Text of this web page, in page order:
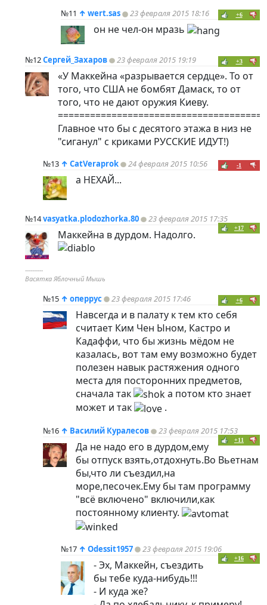
№11 ↑ wert.sas 23 февраля 2015 18:16 +6
он не чел-он мразь
№12Сергей_Захаров 23 февраля 2015 19:19 +3
«У Маккейна «разрывается сердце». То от
того, что США не бомбят Дамаск, то от
того, что не дают оружия Киеву.
Главное что бы с десятого этажа в низ не
"сиганул" с криками РУССКИЕ ИДУТ!)
№13 ↑ CatVeraprok 24 февраля 2015 10:56 -1
а НЕХАЙ...
№14vasyatka.plodozhorka.80 23 февраля 2015 17:35
+17
Маккейна в дурдом. Надолго.
----------
Васятка Яблочный Мышь
№15 ↑ оперрус 23 февраля 2015 17:46 +6
Навсегда и в палату к тем кто себя
считает Ким Чен Ыном, Кастро и
Кадаффи, что бы жизнь мёдом не
казалась, вот там ему возможно будет
полезен навык растяжения одного
места для посторонних предметов,
сначала так
а потом кто знает
может и так
.
№16 ↑ Василий Куралесов 23 февраля 2015 17:53
+11
Да не надо его в дурдом,ему
бы отпуск взять,отдохнуть.Во Вьетнам
бы,что ли съездил,на
море,песочек.Ему бы там программу
"всё включено" включили,как
постоянному клиенту.
№17 ↑ Odessit1957 23 февраля 2015 19:06
+16
- Эх, Маккейн, съездить
бы тебе куда-нибудь!!!
- И куда же?